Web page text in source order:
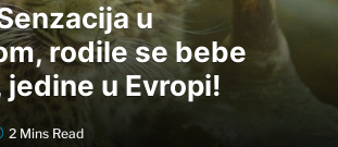
u
rodile se bebe
u Evropi!
2 Mins Read